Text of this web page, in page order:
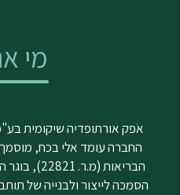
מי
החברה עומד אלי בכח,
הבריאות
הסמכה לייצור ולבנייה של